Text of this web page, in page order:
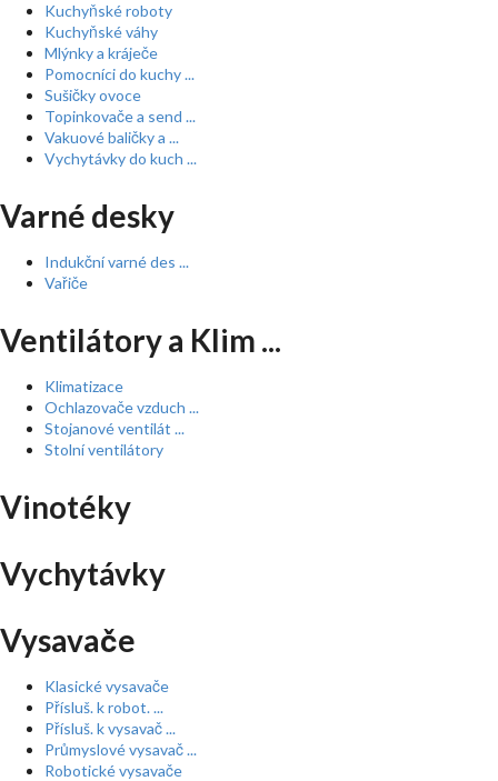
Kuchyňské roboty
Kuchyňské váhy
Mlýnky a kráječe
Pomocníci do kuchy ...
Sušičky ovoce
Topinkovače a send ...
Vakuové baličky a ...
Vychytávky do kuch ...
Varné desky
Indukční varné des ...
Vařiče
Ventilátory a Klim ...
Klimatizace
Ochlazovače vzduch ...
Stojanové ventilát ...
Stolní ventilátory
Vinotéky
Vychytávky
Vysavače
Klasické vysavače
Přísluš. k robot. ...
Přísluš. k vysavač ...
Průmyslové vysavač ...
Robotické vysavače